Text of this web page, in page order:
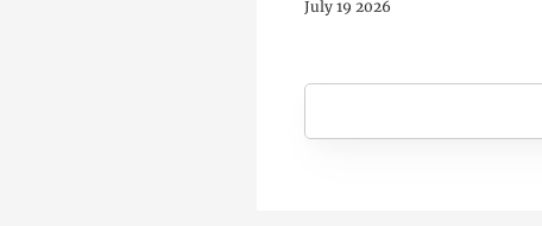
Kekuasaan dan Krisis
July 19 2026